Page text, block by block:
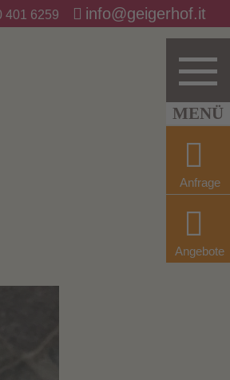
Anfrage
Angebote
401 6259 info@geigerhof.it